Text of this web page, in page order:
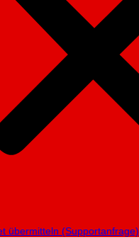
übermitteln (Supportanfrage)